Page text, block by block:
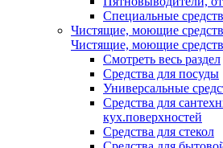
Специальные
Чистящие, моющие
Чистящие, моющие
Смотреть весь раздел
Средства для посуды
Универсальные
Средства для
кух.поверхностей
Средства для стекол